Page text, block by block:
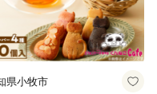
県小牧市